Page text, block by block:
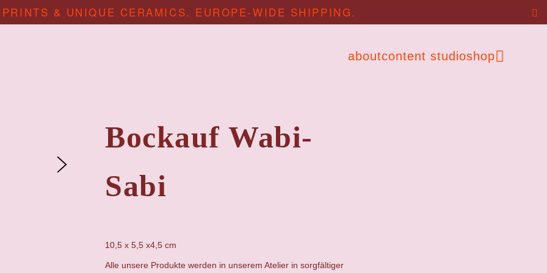
& UNIQUE CERAMICS. EUROPE-WIDE SHIPPING.
aboutcontent studioshop
Bockauf Wabi-
Sabi
10,5 x 5,5 x4,5 cm
Alle unsere Produkte werden in unserem Atelier in sorgfältiger